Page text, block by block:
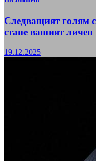
Следващият голям
стане вашият
19.12.2025